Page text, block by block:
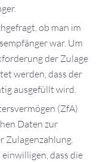
ob man im
war. Um
der Zulage
werden, dass der
ausgefüllt wird.
(ZfA)
Daten zur
Zulagenzahlung.
dass die